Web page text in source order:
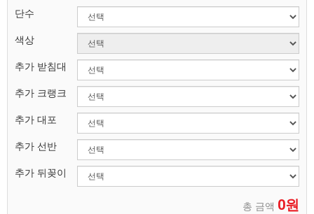
단수
색상
추가 받침대
추가 크랭크
추가 대포
추가 선반
추가 뒤꽂이
총 금액 0원